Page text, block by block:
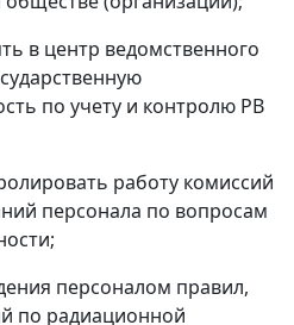
в центр ведомственного
по учету и контролю РВ
работу комиссий
персонала по вопросам
персоналом правил,
по радиационной